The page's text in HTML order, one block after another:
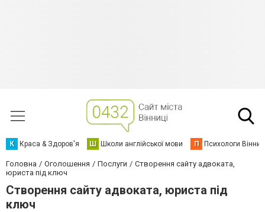
К Краса & Здоров'я Ш Школи англійської мови П Психологи
Головна Оголошення Послуги
Створення сайту адвоката,
юриста під ключ
Створення сайту адвоката, юриста під
ключ